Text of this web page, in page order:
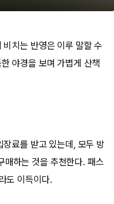
치는 반영은 이루 말할 수
야경을 보며 가볍게 산책
료를 받고 있는데, 모두 방
매하는 것을 추천한다. 패스
도 이득이다.